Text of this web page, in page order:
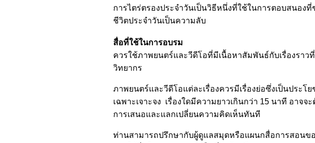
การไตร่ตรองประจำวันเป็นวิธีหนึ่งที่ใช้ในการตอบสนอ
ชีวิตประจำวันเป็นความลับ
สื่อที่ใช้ในการอบรม
ควรใช้ภาพยนตร์และวีดีโอที่มีเนื้อหาสัมพันธ์กับเรื่องรา
วิทยากร
ภาพยนตร์และวีดีโอแต่ละเรื่องควรมีเรื่องย่อซึ่งเป็นปร
เฉพาะเจาะจง เรื่องใดมีความยาวเกินกว่า 15 นาที อาจ
การเสนอและแลกเปลี่ยนความคิดเห็นทันที
ท่านสามารถปรึกษากับผู้ดูแลสมุดหรือแผนกสื่อการสอนข